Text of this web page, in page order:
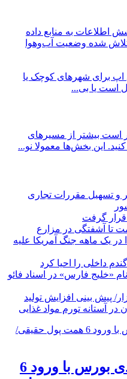
اطلاعات به منابع داده
شده وضعیت آب‌وهوا
اپ برای شهرهای کوچک یا
است یا بی...
است بیشتر از مسیرهای
این بخش‌ها معمولا نو...
رشد 130 هزار واحدی بورس با ورود 6